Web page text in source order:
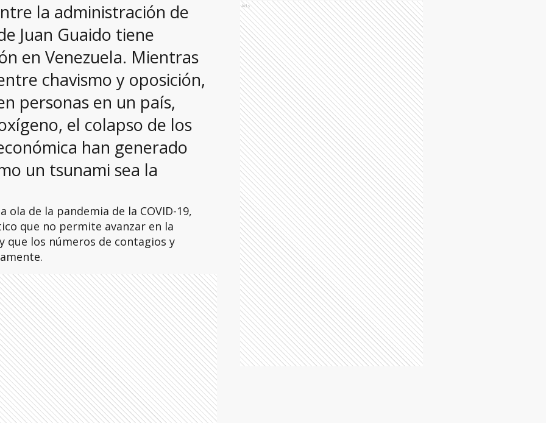
la administración de
Juan Guaido tiene
en Venezuela. Mientras
chavismo y oposición,
personas en un país,
el colapso de los
han generado
un tsunami sea la
ola de la pandemia de la COVID-19,
que no permite avanzar en la
que los números de contagios y
Ads